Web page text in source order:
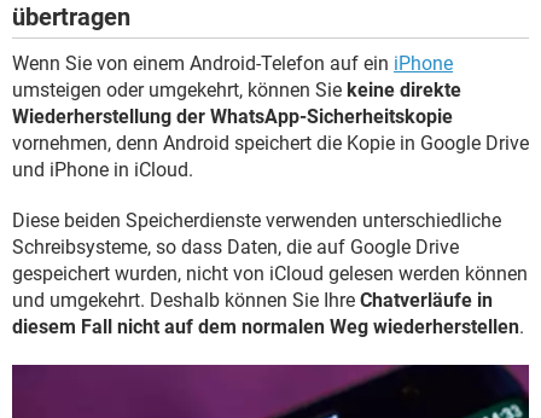
übertragen
Wenn Sie von einem Android-Telefon auf ein iPhone
umsteigen oder umgekehrt, können Sie keine direkte
Wiederherstellung der WhatsApp-Sicherheitskopie
vornehmen, denn Android speichert die Kopie in Google Drive
und iPhone in iCloud.
Diese beiden Speicherdienste verwenden unterschiedliche
Schreibsysteme, so dass Daten, die auf Google Drive
gespeichert wurden, nicht von iCloud gelesen werden können
und umgekehrt. Deshalb können Sie Ihre Chatverläufe in
diesem Fall nicht auf dem normalen Weg wiederherstellen.